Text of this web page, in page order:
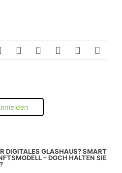
DIGITALES GLASHAUS? SMART
– DOCH HALTEN SIE